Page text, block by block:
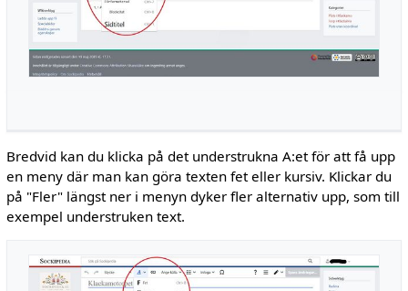
Bredvid kan du klicka på det understrukna A:et för att få upp
en meny där man kan göra texten fet eller kursiv. Klickar du
på "Fler" längst ner i menyn dyker fler alternativ upp, som till
exempel understruken text.